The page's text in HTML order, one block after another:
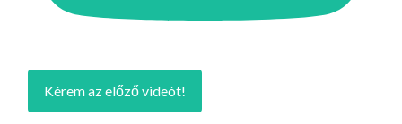
Kérem az előző videót!